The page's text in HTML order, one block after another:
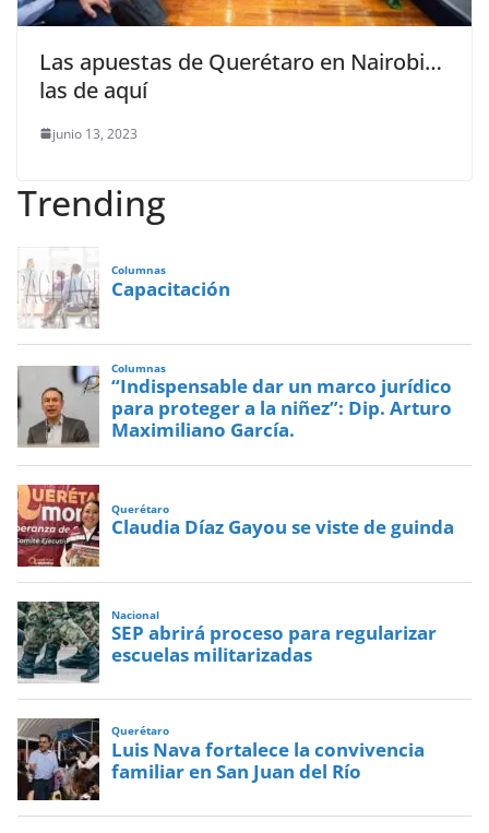
Las apuestas de Querétaro en Nairobi…
las de aquí
junio 13, 2023
Trending